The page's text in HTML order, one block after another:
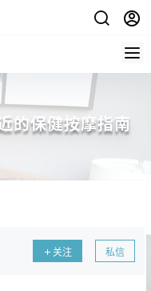
的保健按摩指南
关注 私信